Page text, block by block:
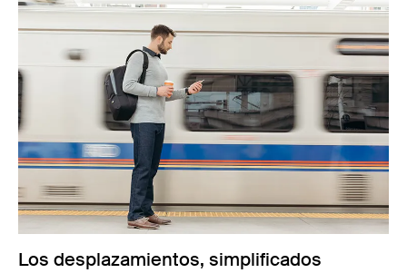
Los desplazamientos, simplificados